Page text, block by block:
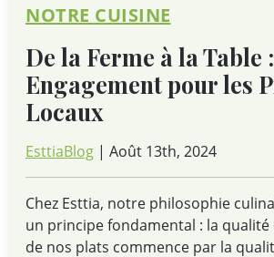
NOTRE CUISINE
De la Ferme à la Table
Engagement pour les
Locaux
EsttiaBlog | Août 13th, 2024
Chez Esttia, notre philosophie
un principe fondamental : la
de nos plats commence par la